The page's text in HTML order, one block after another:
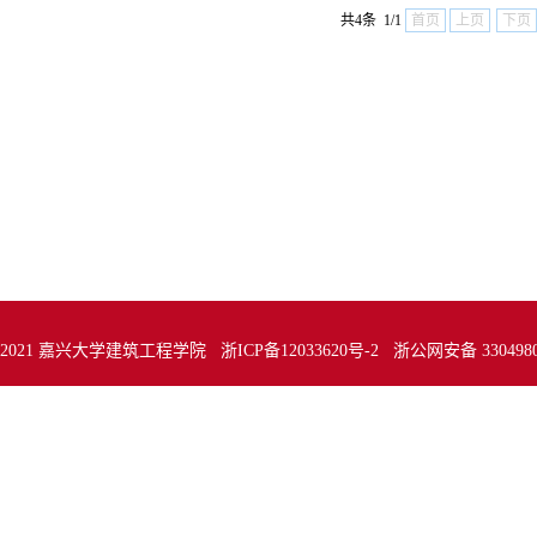
共4条 1/1 首页 上页 下页
嘉兴大学建筑工程学院 浙ICP备12033620号-2 浙公网安备